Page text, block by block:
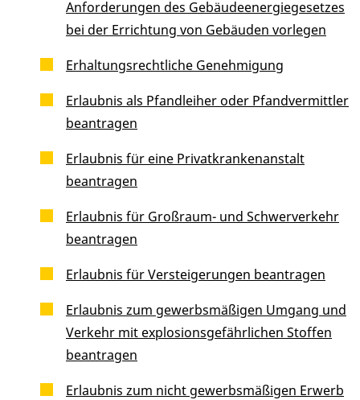
Anforderungen des Gebäudeenergiegesetzes
bei der Errichtung von Gebäuden vorlegen
Erhaltungsrechtliche Genehmigung
Erlaubnis als Pfandleiher oder Pfandvermittler
beantragen
Erlaubnis für eine Privatkrankenanstalt
beantragen
Erlaubnis für Großraum- und Schwerverkehr
beantragen
Erlaubnis für Versteigerungen beantragen
Erlaubnis zum gewerbsmäßigen Umgang und
Verkehr mit explosionsgefährlichen Stoffen
beantragen
Erlaubnis zum nicht gewerbsmäßigen Erwerb